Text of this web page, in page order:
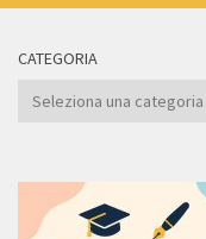
CATEGORIA
Categoria